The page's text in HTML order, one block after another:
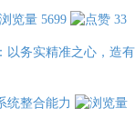
5699 33
以务实精准之心，造有
统整合能力